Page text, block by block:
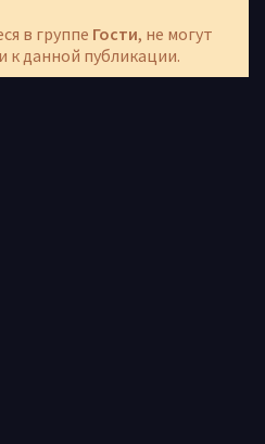
в группе Гости, не могут
к данной публикации.